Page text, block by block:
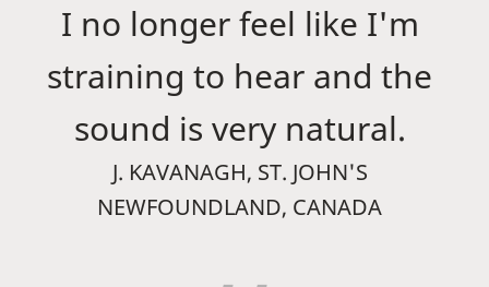
I no longer feel like I'm
straining to hear and the
sound is very natural.
J. KAVANAGH, ST. JOHN'S
NEWFOUNDLAND, CANADA